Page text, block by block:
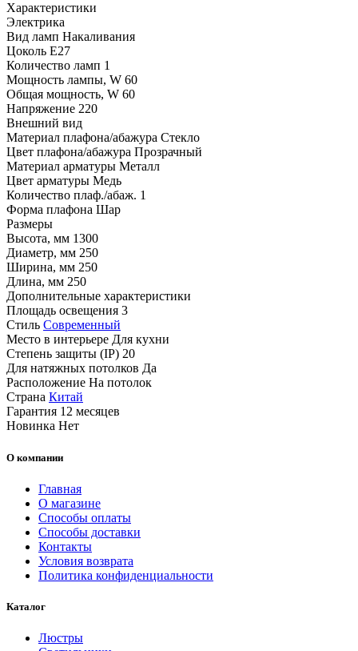
Характеристики
Электрика
Вид ламп Накаливания
Цоколь E27
Количество ламп 1
Мощность лампы, W 60
Общая мощность, W 60
Напряжение 220
Внешний вид
Материал плафона/абажура Стекло
Цвет плафона/абажура Прозрачный
Материал арматуры Металл
Цвет арматуры Медь
Количество плаф./абаж. 1
Форма плафона Шар
Размеры
Высота, мм 1300
Диаметр, мм 250
Ширина, мм 250
Длина, мм 250
Дополнительные характеристики
Площадь освещения 3
Стиль Современный
Место в интерьере Для кухни
Степень защиты (IP) 20
Для натяжных потолков Да
Расположение На потолок
Страна Китай
Гарантия 12 месяцев
Новинка Нет
О компании
Главная
О магазине
Способы оплаты
Способы доставки
Контакты
Условия возврата
Политика конфиденциальности
Каталог
Люстры